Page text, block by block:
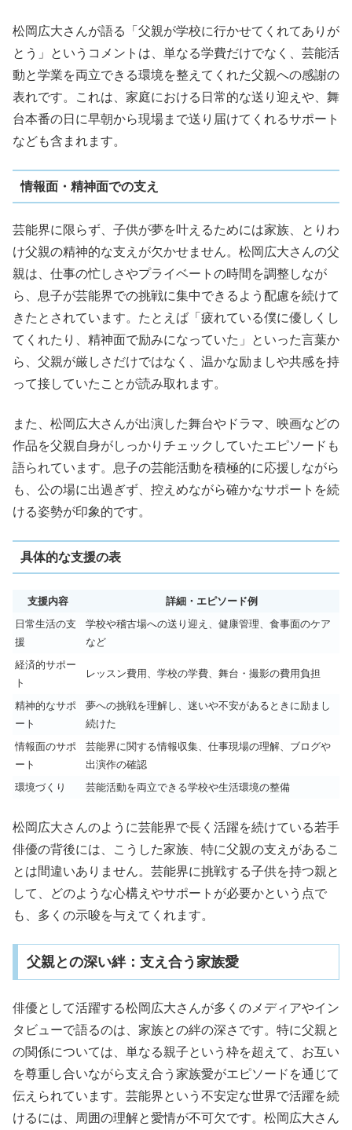
松岡広大さんが語る「父親が学校に行かせてくれてありが
とう」というコメントは、単なる学費だけでなく、芸能活
動と学業を両立できる環境を整えてくれた父親への感謝の
表れです。これは、家庭における日常的な送り迎えや、舞
台本番の日に早朝から現場まで送り届けてくれるサポート
なども含まれます。
情報面・精神面での支え
芸能界に限らず、子供が夢を叶えるためには家族、とりわ
け父親の精神的な支えが欠かせません。松岡広大さんの父
親は、仕事の忙しさやプライベートの時間を調整しなが
ら、息子が芸能界での挑戦に集中できるよう配慮を続けて
きたとされています。たとえば「疲れている僕に優しくし
てくれたり、精神面で励みになっていた」といった言葉か
ら、父親が厳しさだけではなく、温かな励ましや共感を持
って接していたことが読み取れます。
また、松岡広大さんが出演した舞台やドラマ、映画などの
作品を父親自身がしっかりチェックしていたエピソードも
語られています。息子の芸能活動を積極的に応援しながら
も、公の場に出過ぎず、控えめながら確かなサポートを続
ける姿勢が印象的です。
具体的な支援の表
支援内容
詳細・エピソード例
日常生活の支
援
学校や稽古場への送り迎え、健康管理、食事面のケア
など
経済的サポー
ト
レッスン費用、学校の学費、舞台・撮影の費用負担
精神的なサポ
ート
夢への挑戦を理解し、迷いや不安があるときに励まし
続けた
情報面のサポ
ート
芸能界に関する情報収集、仕事現場の理解、ブログや
出演作の確認
環境づくり
芸能活動を両立できる学校や生活環境の整備
松岡広大さんのように芸能界で長く活躍を続けている若手
俳優の背後には、こうした家族、特に父親の支えがあるこ
とは間違いありません。芸能界に挑戦する子供を持つ親と
して、どのような心構えやサポートが必要かという点で
も、多くの示唆を与えてくれます。
父親との深い絆：支え合う家族愛
俳優として活躍する松岡広大さんが多くのメディアやイン
タビューで語るのは、家族との絆の深さです。特に父親と
の関係については、単なる親子という枠を超えて、お互い
を尊重し合いながら支え合う家族愛がエピソードを通じて
伝えられています。芸能界という不安定な世界で活躍を続
けるには、周囲の理解と愛情が不可欠です。松岡広大さん